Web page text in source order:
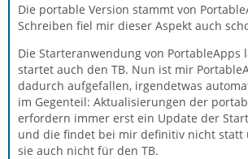
Die portable Version stammt von
Schreiben fiel mir dieser Aspekt auch
Die Starteranwendung von
startet auch den TB. Nun ist mir
dadurch aufgefallen, irgendetwas
im Gegenteil: Aktualisierungen der
erfordern immer erst ein Update der
und die findet bei mir definitiv nicht statt
sie auch nicht für den TB.